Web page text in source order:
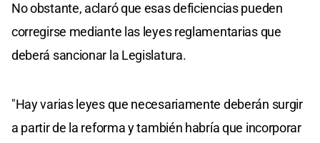
No obstante, aclaró que esas deficiencias pueden
corregirse mediante las leyes reglamentarias que
deberá sancionar la Legislatura.
"Hay varias leyes que necesariamente deberán surgir
a partir de la reforma y también habría que incorporar